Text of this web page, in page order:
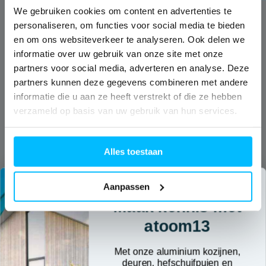
We gebruiken cookies om content en advertenties te
personaliseren, om functies voor social media te bieden
en om ons websiteverkeer te analyseren. Ook delen we
informatie over uw gebruik van onze site met onze
partners voor social media, adverteren en analyse. Deze
partners kunnen deze gegevens combineren met andere
informatie die u aan ze heeft verstrekt of die ze hebben
verzameld op basis van uw gebruik van hun services.
Alles toestaan
Aanpassen
Sloten en beveiliging
Prefab gevelelementen
IsoStone dorpel voor aluminium
Droomdeur-configurator
Brochures
Certificaten
Technische documenten
Verduurzaming
Podcast
Jouw ideale partner
Droomdeur-configurator
Nieuws
atoom13
Vuurijzer 9E
T: 0493 319072
E: info@atoom13.nl
Navigatie
Home
Productoverzicht
Prefab & Modulair
Over ons
Kennisbank
Contact
Maak kennis met
atoom13
Met onze aluminium kozijnen,
deuren, hefschuifpuien en